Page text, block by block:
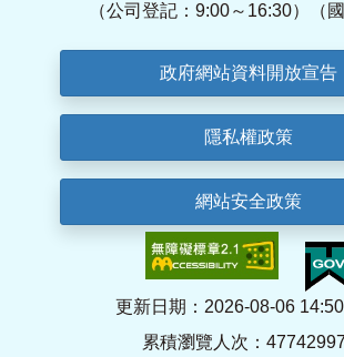
（公司登記：9:00～16:30）（
政府網站資料開放宣告
隱私權政策
網站安全政策
更新日期：2026-08-06
累積瀏覽人次：